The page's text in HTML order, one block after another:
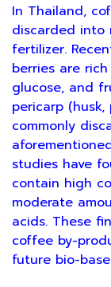
In Thailand,
discarded into
fertilizer.
berries are
glucose, and
pericarp
commonly
studies have
contain high
moderate
acids. These
coffee by-
future bio-